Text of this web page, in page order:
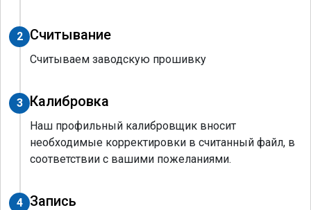
2 Считывание
Считываем заводскую прошивку
3 Калибровка
Наш профильный калибровщик вносит
необходимые корректировки в считанный файл, в
соответствии с вашими пожеланиями.
4 Запись